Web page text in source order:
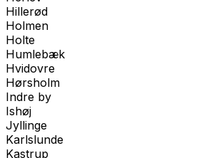
Hillerød
Holmen
Holte
Humlebæk
Hvidovre
Hørsholm
Indre by
Ishøj
Jyllinge
Karlslunde
Kastrup